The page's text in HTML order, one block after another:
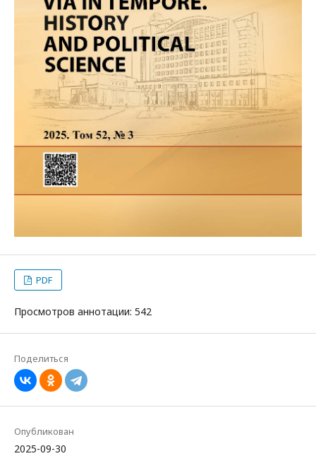
PDF
Просмотров аннотации: 542
Поделиться
Опубликован
2025-09-30